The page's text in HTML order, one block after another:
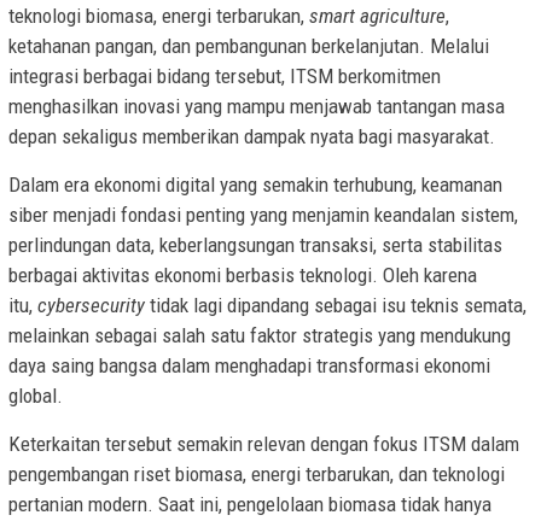
teknologi biomasa, energi terbarukan, smart agriculture,
ketahanan pangan, dan pembangunan berkelanjutan. Melalui
integrasi berbagai bidang tersebut, ITSM berkomitmen
menghasilkan inovasi yang mampu menjawab tantangan masa
depan sekaligus memberikan dampak nyata bagi masyarakat.
Dalam era ekonomi digital yang semakin terhubung, keamanan
siber menjadi fondasi penting yang menjamin keandalan sistem,
perlindungan data, keberlangsungan transaksi, serta stabilitas
berbagai aktivitas ekonomi berbasis teknologi. Oleh karena
itu, cybersecurity tidak lagi dipandang sebagai isu teknis semata,
melainkan sebagai salah satu faktor strategis yang mendukung
daya saing bangsa dalam menghadapi transformasi ekonomi
global.
Keterkaitan tersebut semakin relevan dengan fokus ITSM dalam
pengembangan riset biomasa, energi terbarukan, dan teknologi
pertanian modern. Saat ini, pengelolaan biomasa tidak hanya